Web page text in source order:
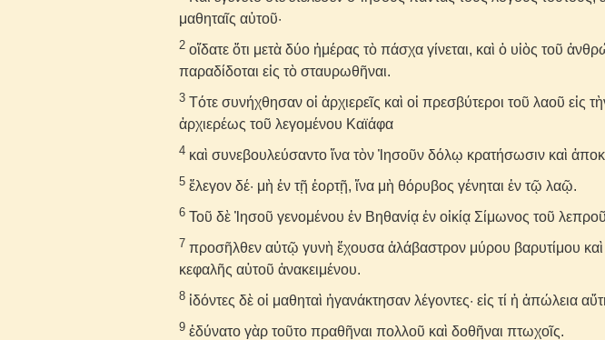
μαθηταῖς αὐτοῦ·
2 οἴδατε ὅτι μετὰ δύο ἡμέρας τὸ πάσχα γίνεται, καὶ ὁ υἱὸς τοῦ
παραδίδοται εἰς τὸ σταυρωθῆναι.
3 Τότε συνήχθησαν οἱ ἀρχιερεῖς καὶ οἱ πρεσβύτεροι τοῦ λαοῦ εἰς
ἀρχιερέως τοῦ λεγομένου Καϊάφα
4 καὶ συνεβουλεύσαντο ἵνα τὸν Ἰησοῦν δόλῳ κρατήσωσιν καὶ
5 ἔλεγον δέ· μὴ ἐν τῇ ἑορτῇ, ἵνα μὴ θόρυβος γένηται ἐν τῷ λαῷ.
6 Τοῦ δὲ Ἰησοῦ γενομένου ἐν Βηθανίᾳ ἐν οἰκίᾳ Σίμωνος τοῦ
7 προσῆλθεν αὐτῷ γυνὴ ἔχουσα ἀλάβαστρον μύρου βαρυτίμου καὶ
κεφαλῆς αὐτοῦ ἀνακειμένου.
8 ἰδόντες δὲ οἱ μαθηταὶ ἠγανάκτησαν λέγοντες· εἰς τί ἡ ἀπώλεια
9 ἐδύνατο γὰρ τοῦτο πραθῆναι πολλοῦ καὶ δοθῆναι πτωχοῖς.